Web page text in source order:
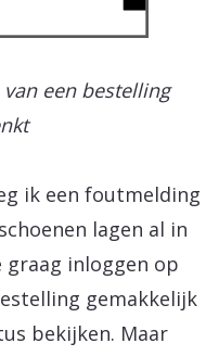
een bestelling
ik een foutmelding
lagen al in
graag inloggen op
gemakkelijk
bekijken. Maar